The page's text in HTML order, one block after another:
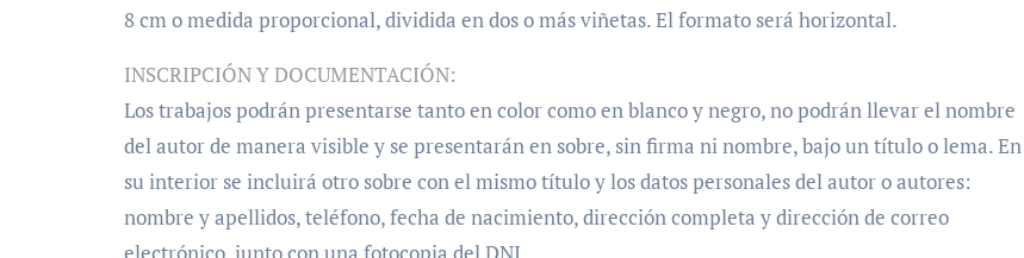
8 cm o medida proporcional, dividida en dos o más viñetas. El formato será horizontal.
INSCRIPCIÓN Y DOCUMENTACIÓN:
Los trabajos podrán presentarse tanto en color como en blanco y negro, no podrán llevar el nombre
del autor de manera visible y se presentarán en sobre, sin firma ni nombre, bajo un título o lema. En
su interior se incluirá otro sobre con el mismo título y los datos personales del autor o autores:
nombre y apellidos, teléfono, fecha de nacimiento, dirección completa y dirección de correo